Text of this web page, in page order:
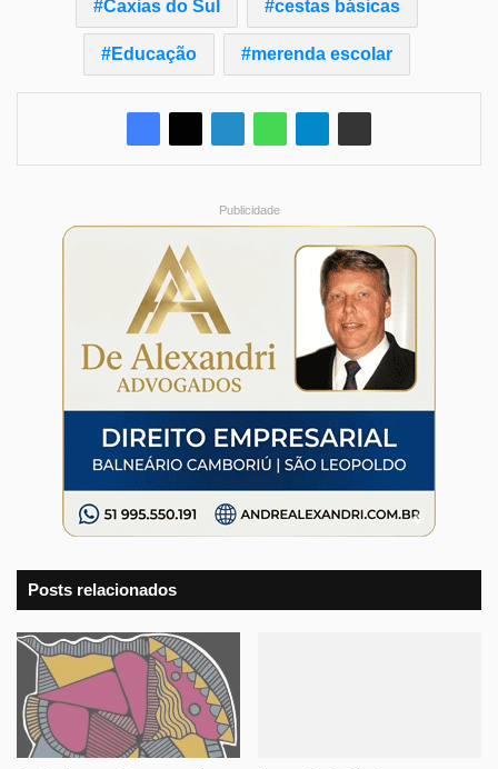
Caxias do Sul cestas básicas
Educação merenda escolar
Publicidade
Posts relacionados